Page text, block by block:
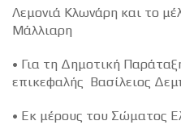
Λεμονιά Κλωνάρη και το
Μάλλιαρη
• Για τη Δημοτική
επικεφαλής Βασίλειος
• Εκ μέρους του Σώματος